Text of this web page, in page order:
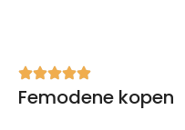
Femodene kopen